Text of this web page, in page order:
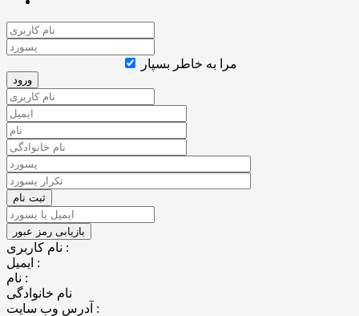
مرا به خاطر بسپار
نام کاربری :
ایمیل :
نام :
نام خانوادگی
آدرس وب سایت :